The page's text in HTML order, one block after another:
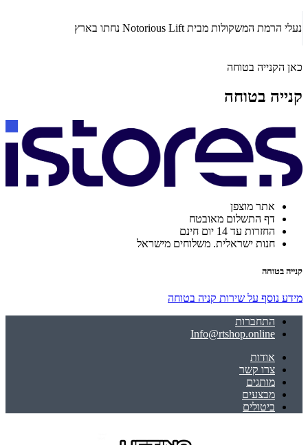
נעלי הרמת המשקולות מבית Notorious Lift נחתו בארץ
כאן הקנייה בטוחה
קנייה בטוחה
אתר מוצפן
דף התשלום מאובטח
החזרות עד 14 יום חינם
חנות ישראלית. משלוחים מישראל
קנייה בטוחה
מידע נוסף על שירות קניה בטוחה
התחברות
Info@rtshop.online
אודות
צרו קשר
מותגים
מבצעים
ביטולים